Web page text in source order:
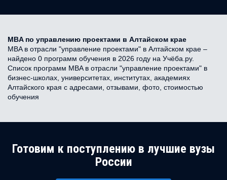
MBA по управлению проектами в Алтайском крае
MBA в отрасли "управление проектами" в Алтайском крае –
найдено 0 программ обучения в 2026 году на Учёба.ру.
Список программ MBA в отрасли "управление проектами" в
бизнес-школах, университетах, институтах, академиях
Алтайского края с адресами, отзывами, фото, стоимостью
обучения
Готовим к поступлению в лучшие вузы
России